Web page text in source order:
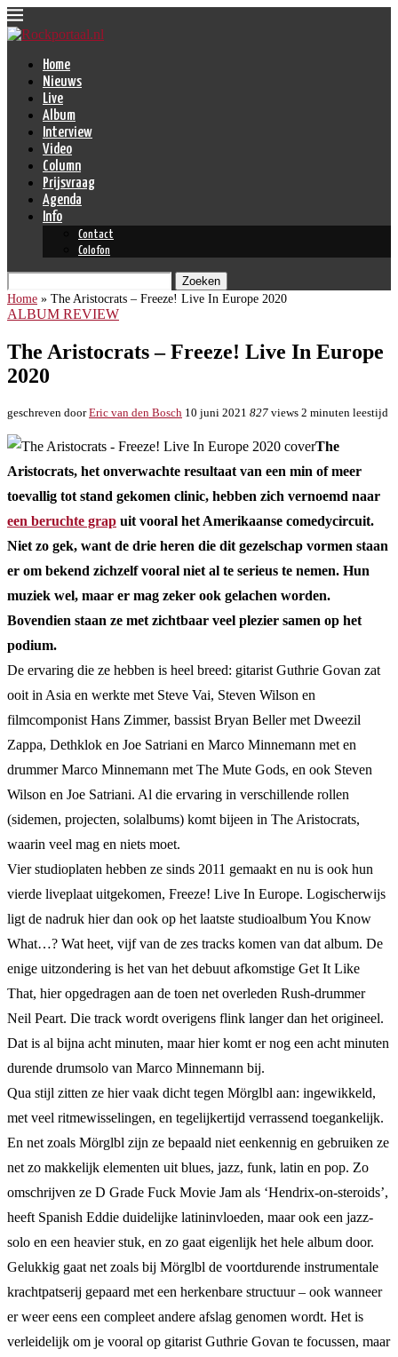
Home
Nieuws
Live
Album
Interview
Video
Column
Prijsvraag
Agenda
Info
Contact
Colofon
Zoeken
Home » The Aristocrats – Freeze! Live In Europe 2020
ALBUM REVIEW
The Aristocrats – Freeze! Live In Europe
2020
geschreven doorEric van den Bosch 10 juni 2021 827 views 2 minuten leestijd
The
Aristocrats, het onverwachte resultaat van een min of meer
toevallig tot stand gekomen clinic, hebben zich vernoemd naar
een beruchte grap uit vooral het Amerikaanse comedycircuit.
Niet zo gek, want de drie heren die dit gezelschap vormen staan
er om bekend zichzelf vooral niet al te serieus te nemen. Hun
muziek wel, maar er mag zeker ook gelachen worden.
Bovendien staan ze met zichtbaar veel plezier samen op het
podium.
De ervaring die ze hebben is heel breed: gitarist Guthrie Govan zat
ooit in Asia en werkte met Steve Vai, Steven Wilson en
filmcomponist Hans Zimmer, bassist Bryan Beller met Dweezil
Zappa, Dethklok en Joe Satriani en Marco Minnemann met en
drummer Marco Minnemann met The Mute Gods, en ook Steven
Wilson en Joe Satriani. Al die ervaring in verschillende rollen
(sidemen, projecten, solalbums) komt bijeen in The Aristocrats,
waarin veel mag en niets moet.
Vier studioplaten hebben ze sinds 2011 gemaakt en nu is ook hun
vierde liveplaat uitgekomen, Freeze! Live In Europe. Logischerwijs
ligt de nadruk hier dan ook op het laatste studioalbum You Know
What…? Wat heet, vijf van de zes tracks komen van dat album. De
enige uitzondering is het van het debuut afkomstige Get It Like
That, hier opgedragen aan de toen net overleden Rush-drummer
Neil Peart. Die track wordt overigens flink langer dan het origineel.
Dat is al bijna acht minuten, maar hier komt er nog een acht minuten
durende drumsolo van Marco Minnemann bij.
Qua stijl zitten ze hier vaak dicht tegen Mörglbl aan: ingewikkeld,
met veel ritmewisselingen, en tegelijkertijd verrassend toegankelijk.
En net zoals Mörglbl zijn ze bepaald niet eenkennig en gebruiken ze
net zo makkelijk elementen uit blues, jazz, funk, latin en pop. Zo
omschrijven ze D Grade Fuck Movie Jam als ‘Hendrix-on-steroids’,
heeft Spanish Eddie duidelijke latininvloeden, maar ook een jazz-
solo en een heavier stuk, en zo gaat eigenlijk het hele album door.
Gelukkig gaat net zoals bij Mörglbl de voortdurende instrumentale
krachtpatserij gepaard met een herkenbare structuur – ook wanneer
er weer eens een compleet andere afslag genomen wordt. Het is
verleidelijk om je vooral op gitarist Guthrie Govan te focussen, maar